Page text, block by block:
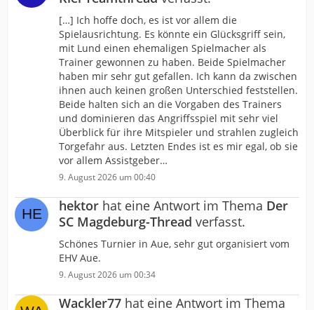
[…] Ich hoffe doch, es ist vor allem die
Spielausrichtung. Es könnte ein Glücksgriff sein,
mit Lund einen ehemaligen Spielmacher als
Trainer gewonnen zu haben. Beide Spielmacher
haben mir sehr gut gefallen. Ich kann da zwischen
ihnen auch keinen großen Unterschied feststellen.
Beide halten sich an die Vorgaben des Trainers
und dominieren das Angriffsspiel mit sehr viel
Überblick für ihre Mitspieler und strahlen zugleich
Torgefahr aus. Letzten Endes ist es mir egal, ob sie
vor allem Assistgeber…
9. August 2026 um 00:40
hektor hat eine Antwort im Thema Der
SC Magdeburg-Thread verfasst.
Schönes Turnier in Aue, sehr gut organisiert vom
EHV Aue.
9. August 2026 um 00:34
Wackler77 hat eine Antwort im Thema